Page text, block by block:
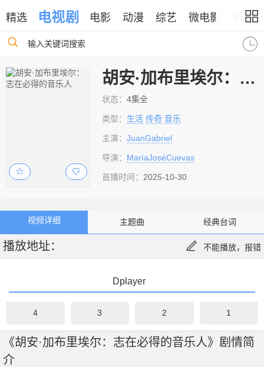
精选 电视剧 电影 动漫 综艺 微电影 新闻
输入关键词搜索
胡安·加布里埃尔：志在必得的音乐人
状态：4集全
类型： 生活 传奇 音乐
主演：JuanGabriel
导演： MaríaJoséCuevas
首播时间： 2025-10-30
视频详细 主题曲 经典台词
播放地址： 不能播放，报错
Dplayer
4 3 2 1
《胡安·加布里埃尔：志在必得的音乐人》剧情简
介